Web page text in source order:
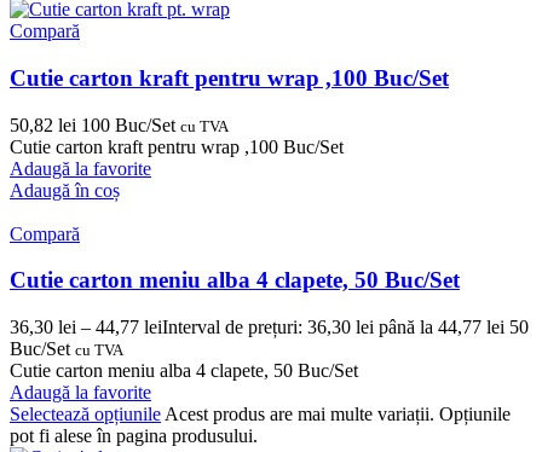
Compară
Cutie carton kraft pentru wrap ,100 Buc/Set
50,82 lei 100 Buc/Set cu TVA
Cutie carton kraft pentru wrap ,100 Buc/Set
Adaugă la favorite
Adaugă în coș
Compară
Cutie carton meniu alba 4 clapete, 50 Buc/Set
36,30 lei – 44,77 leiInterval de prețuri: 36,30 lei până la 44,77 lei 50
Buc/Set cu TVA
Cutie carton meniu alba 4 clapete, 50 Buc/Set
Adaugă la favorite
Selectează opțiunile Acest produs are mai multe variații. Opțiunile
pot fi alese în pagina produsului.